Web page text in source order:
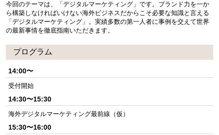
今回のテーマは、「デジタルマーケティング」です。ブランド力を一か
ら構築しなければいけない海外ビジネスだからこそ必要な知識と言える
「デジタルマーケティング」。実績多数の第一人者に事例を交えて世界
の最新事情を徹底指南いただきます。
プログラム
14:00〜
受付開始
14:30〜15:30
海外デジタルマーケティング最前線（仮）
15:30〜16:00